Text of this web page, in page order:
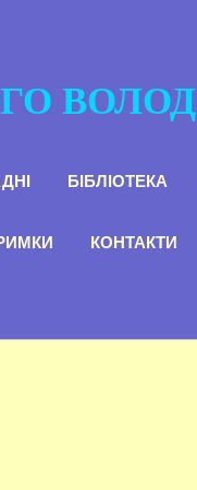
БІБЛІОТЕКА
КОНТАКТИ